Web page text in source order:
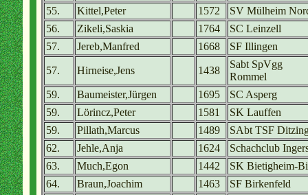
55.
Kittel,Peter 1572
SV Mülheim
56.
Zikeli,Saskia 1764
SC Leinzell
57.
Jereb,Manfred 1668 SF Illingen
57. Hirneise,Jens 1438
Sabt SpVgg
Rommel
59.
Baumeister,Jürgen 1695
SC Asperg
59.
Lörincz,Peter 1581
SK Lauffen
59.
Pillath,Marcus 1489
SAbt TSF
62.
Jehle,Anja 1624
Schachclub
63.
Much,Egon 1442
SK Bietigheim-
64.
Braun,Joachim 1463
SF Birkenfeld